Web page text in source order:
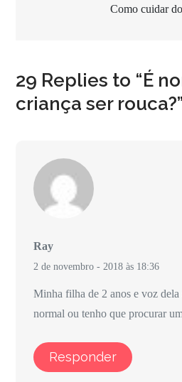
Como cuidar
29 Replies to “É
criança ser rouca?”
Ray
2 de novembro - 2018 às 18:36
Minha filha de 2 anos e voz dela
normal ou tenho que procurar
Responder